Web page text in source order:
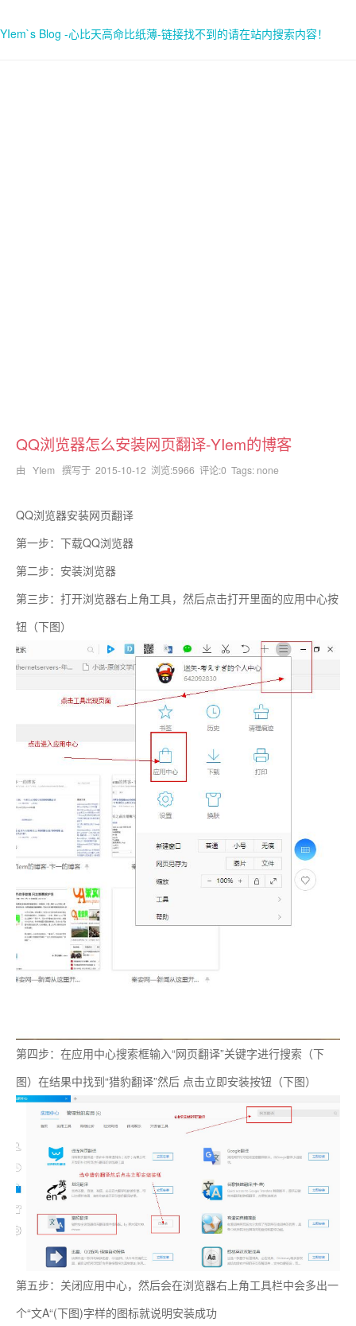
YIem`s Blog -心比天高命比纸薄-链接找不到的请在站内搜索内容！
QQ浏览器怎么安装网页翻译-YIem的博客
由 YIem 撰写于 2015-10-12 浏览:5966 评论:0 Tags: none
QQ浏览器安装网页翻译
第一步：下载QQ浏览器
第二步：安装浏览器
第三步：打开浏览器右上角工具，然后点击打开里面的应用中心按
钮（下图）
第四步：在应用中心搜索框输入“网页翻译”关键字进行搜索（下
图）在结果中找到“猎豹翻译”然后 点击立即安装按钮（下图）
第五步：关闭应用中心，然后会在浏览器右上角工具栏中会多出一
个“文A“(下图)字样的图标就说明安装成功